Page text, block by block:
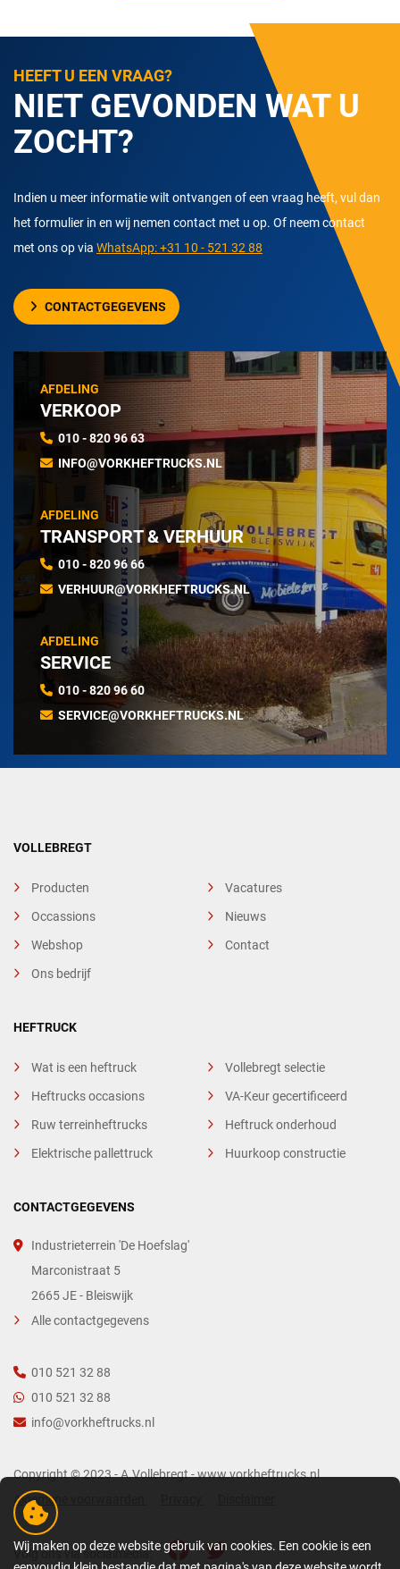
HEEFT U EEN VRAAG?
NIET GEVONDEN WAT U
ZOCHT?
Indien u meer informatie wilt ontvangen of een vraag heeft, vul dan
het formulier in en wij nemen contact met u op. Of neem contact
met ons op via WhatsApp: +31 10 - 521 32 88
CONTACTGEGEVENS
AFDELING
VERKOOP
010 - 820 96 63
INFO@VORKHEFTRUCKS.NL
AFDELING
TRANSPORT & VERHUUR
010 - 820 96 66
VERHUUR@VORKHEFTRUCKS.NL
AFDELING
SERVICE
010 - 820 96 60
SERVICE@VORKHEFTRUCKS.NL
VOLLEBREGT
Producten
Occassions
Webshop
Ons bedrijf
Vacatures
Nieuws
Contact
HEFTRUCK
Wat is een heftruck
Heftrucks occasions
Ruw terreinheftrucks
Elektrische pallettruck
Vollebregt selectie
VA-Keur gecertificeerd
Heftruck onderhoud
Huurkoop constructie
CONTACTGEGEVENS
Industrieterrein 'De Hoefslag'
Marconistraat 5
2665 JE - Bleiswijk
Alle contactgegevens
010 521 32 88
010 521 32 88
info@vorkheftrucks.nl
Copyright © 2023 - A.Vollebregt - www.vorkheftrucks.nl
Algemene voorwaarden
Volg ons via socialmedia:
Wij maken op deze website gebruik van cookies. Een cookie is een